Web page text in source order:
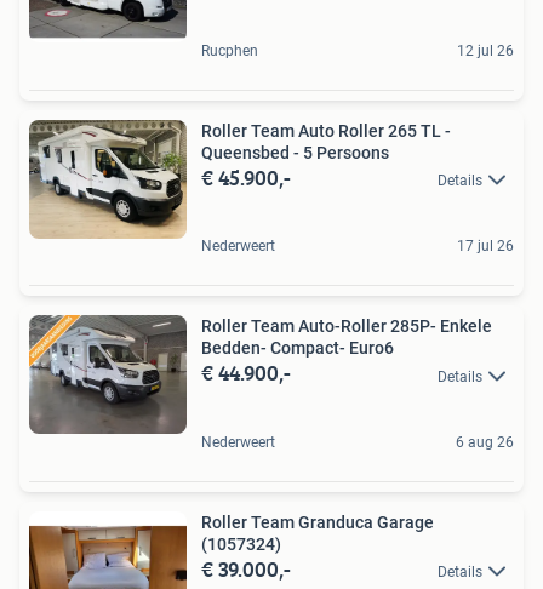
Rucphen 12 jul 26
Roller Team Auto Roller 265 TL -
Queensbed - 5 Persoons
€ 45.900,- Details
Nederweert 17 jul 26
Roller Team Auto-Roller 285P- Enkele
Bedden- Compact- Euro6
€ 44.900,- Details
Nederweert 6 aug 26
Roller Team Granduca Garage
(1057324)
€ 39.000,- Details